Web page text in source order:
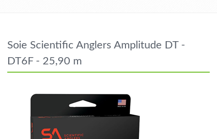
Soie Scientific Anglers Amplitude DT -
DT6F - 25,90 m